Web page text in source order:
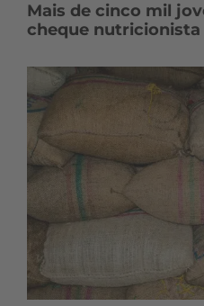
Mais de cinco mil
cheque nutricionista